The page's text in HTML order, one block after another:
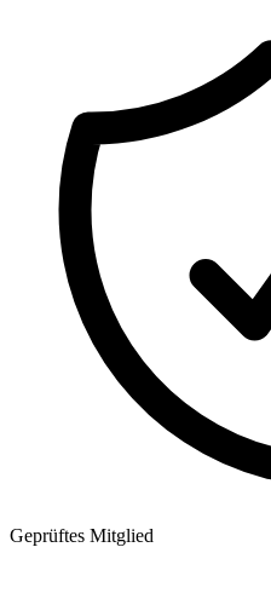
Geprüftes Mitglied